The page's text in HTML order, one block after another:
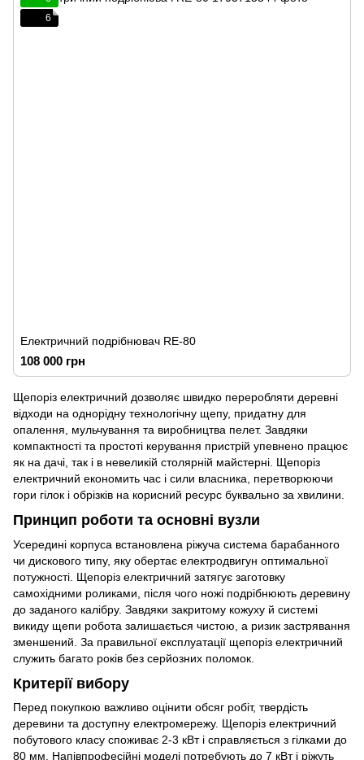
6
Електричний подрібнювач RE-80
108 000 грн
Щепоріз електричний дозволяє швидко переробляти деревні
відходи на однорідну технологічну щепу, придатну для
опалення, мульчування та виробництва пелет. Завдяки
компактності та простоті керування пристрій упевнено працює
як на дачі, так і в невеликій столярній майстерні. Щепоріз
електричний економить час і сили власника, перетворюючи
гори гілок і обрізків на корисний ресурс буквально за хвилини.
Принцип роботи та основні вузли
Усередині корпуса встановлена ріжуча система барабанного
чи дискового типу, яку обертає електродвигун оптимальної
потужності. Щепоріз електричний затягує заготовку
самохідними роликами, після чого ножі подрібнюють деревину
до заданого калібру. Завдяки закритому кожуху й системі
викиду щепи робота залишається чистою, а ризик застрявання
зменшений. За правильної експлуатації щепоріз електричний
служить багато років без серйозних поломок.
Критерії вибору
Перед покупкою важливо оцінити обсяг робіт, твердість
деревини та доступну електромережу. Щепоріз електричний
побутового класу споживає 2-3 кВт і справляється з гілками до
80 мм. Напівпрофесійні моделі потребують до 7 кВт і ріжуть